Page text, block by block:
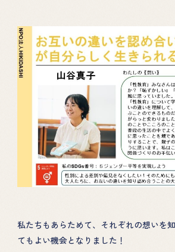
私たちもあらためて、それぞれの想いを
てもよい機会となりました！